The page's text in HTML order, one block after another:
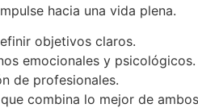
hacia una vida plena.
objetivos claros.
emocionales y psicológicos.
de profesionales.
combina lo mejor de